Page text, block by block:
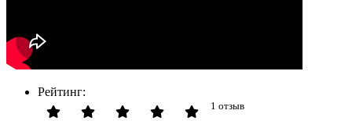
Рейтинг:
1 отзыв